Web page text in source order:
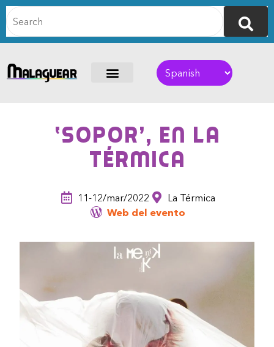
‘Sopor’, en La
Térmica
11-12/mar/2022
La Térmica
Web del evento